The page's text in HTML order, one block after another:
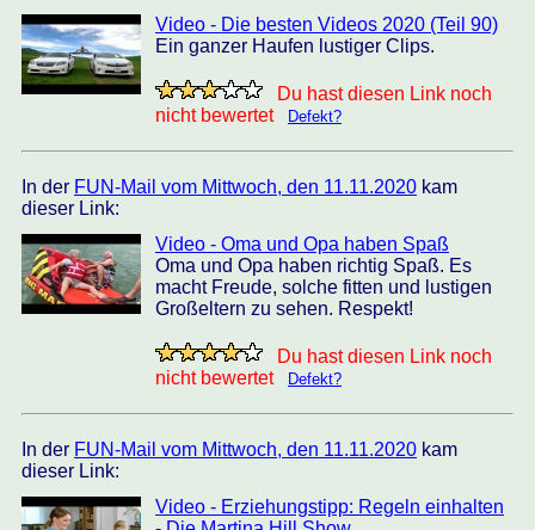
Video - Die besten Videos 2020 (Teil 90)
Ein ganzer Haufen lustiger Clips.
Du hast diesen Link noch
nicht bewertet
Defekt?
In der FUN-Mail vom Mittwoch, den 11.11.2020 kam
dieser Link:
Video - Oma und Opa haben Spaß
Oma und Opa haben richtig Spaß. Es
macht Freude, solche fitten und lustigen
Großeltern zu sehen. Respekt!
Du hast diesen Link noch
nicht bewertet
Defekt?
In der FUN-Mail vom Mittwoch, den 11.11.2020 kam
dieser Link:
Video - Erziehungstipp: Regeln einhalten